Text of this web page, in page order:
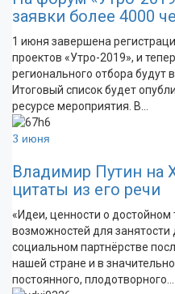
заявки более 4000
1 июня завершена
проектов «Утро-2019», и
регионального отбора будут
Итоговый список будет
ресурсе мероприятия. В…
3 июня
Владимир Путин на
цитаты из его речи
«Идеи, ценности о достойном
возможностей для занятости
социальном партнёрстве
нашей стране и в
постоянного, плодотворного…